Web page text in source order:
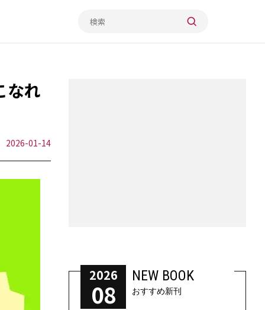
なれ
2026-01-14
2026
08
NEW BOOK
おすすめ新刊